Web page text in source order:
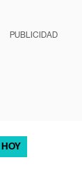
PUBLICIDAD